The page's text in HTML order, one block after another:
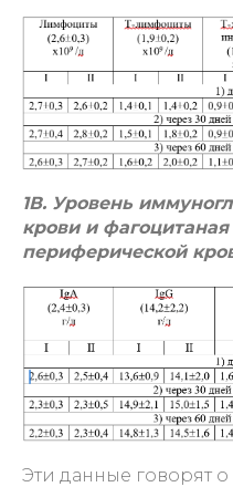
1В. Уровень
крови и
периферической
Эти данные говорят